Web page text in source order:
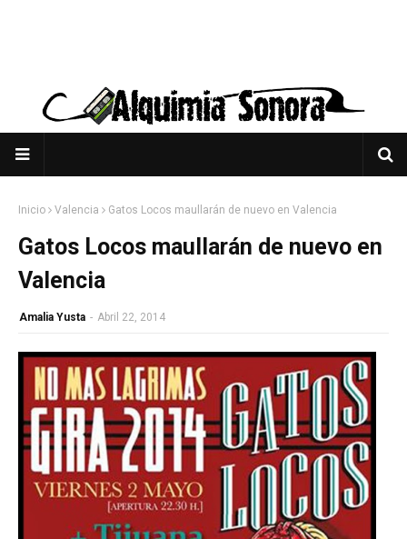
Inicio Valencia Gatos Locos maullarán de nuevo en Valencia
Gatos Locos maullarán de nuevo en
Valencia
Amalia Yusta - Abril 22, 2014